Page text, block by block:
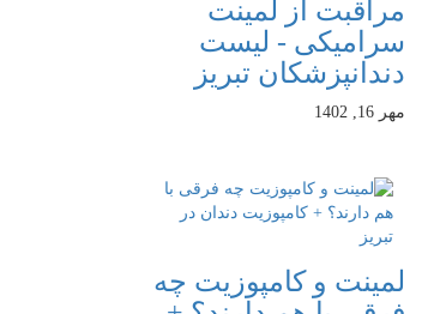
مراقبت از لمینت
سرامیکی - لیست
دندانپزشکان تبریز
مهر 16, 1402
لمینت و کامپوزیت چه